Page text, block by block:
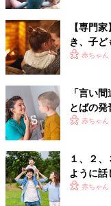
――身体的に問題がな
意して直してあげて
寺田 なかなか発音が
う一度言ってごらん
もうまく直せないう
まいます。それより
りの経験を積めたほ
子どもが「おたかな
かなさんがいるね」
を意識しましょう。
――子どもが言ってい
【専門
き、子
赤ちゃん
「言い
とばの
【専門家
赤ちゃん
１、２
ように話
赤ちゃん